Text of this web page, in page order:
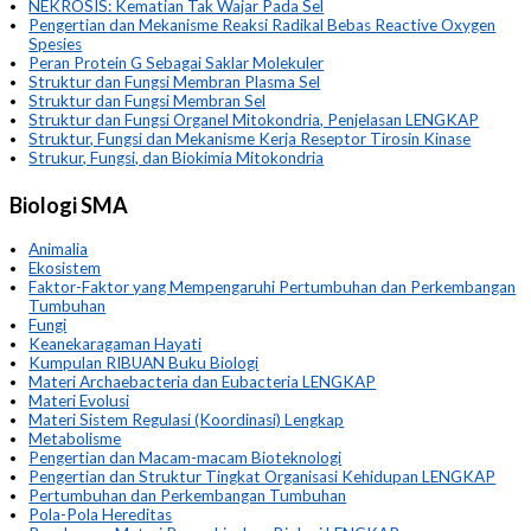
NEKROSIS: Kematian Tak Wajar Pada Sel
Pengertian dan Mekanisme Reaksi Radikal Bebas Reactive Oxygen
Spesies
Peran Protein G Sebagai Saklar Molekuler
Struktur dan Fungsi Membran Plasma Sel
Struktur dan Fungsi Membran Sel
Struktur dan Fungsi Organel Mitokondria, Penjelasan LENGKAP
Struktur, Fungsi dan Mekanisme Kerja Reseptor Tirosin Kinase
Strukur, Fungsi, dan Biokimia Mitokondria
Biologi SMA
Animalia
Ekosistem
Faktor-Faktor yang Mempengaruhi Pertumbuhan dan Perkembangan
Tumbuhan
Fungi
Keanekaragaman Hayati
Kumpulan RIBUAN Buku Biologi
Materi Archaebacteria dan Eubacteria LENGKAP
Materi Evolusi
Materi Sistem Regulasi (Koordinasi) Lengkap
Metabolisme
Pengertian dan Macam-macam Bioteknologi
Pengertian dan Struktur Tingkat Organisasi Kehidupan LENGKAP
Pertumbuhan dan Perkembangan Tumbuhan
Pola-Pola Hereditas